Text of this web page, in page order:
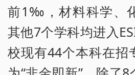
前1‰，材料科学、
其他7个学科均进入
校现有44个本科在招